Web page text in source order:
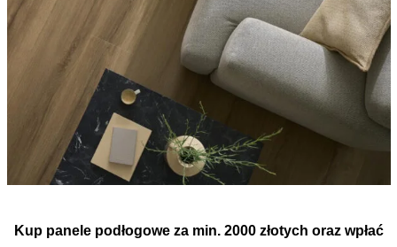
Kup panele podłogowe za min. 2000 złotych oraz wpłać